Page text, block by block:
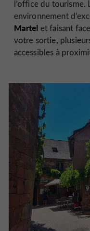
l’office du tourisme.
environnement
Martel et faisant
votre sortie,
accessibles à